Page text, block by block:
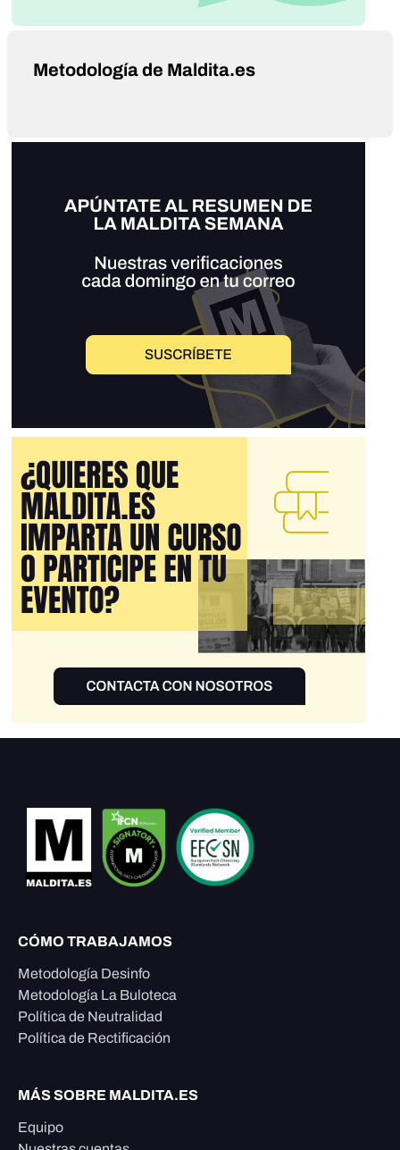
Metodología de Maldita.es
CÓMO TRABAJAMOS
Metodología Desinfo
Metodología La Buloteca
Política de Neutralidad
Política de Rectificación
MÁS SOBRE MALDITA.ES
Equipo